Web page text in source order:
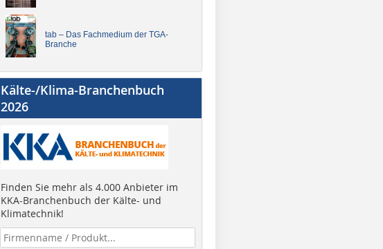
tab – Das Fachmedium der TGA-
Branche
Kälte-/Klima-Branchenbuch
2026
Finden Sie mehr als 4.000 Anbieter im
KKA-Branchenbuch der Kälte- und
Klimatechnik!